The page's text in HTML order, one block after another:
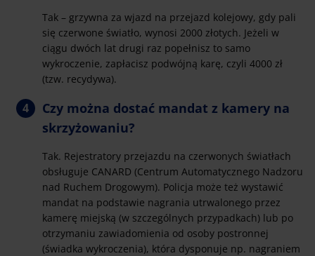
Tak – grzywna za wjazd na przejazd kolejowy, gdy pali
się czerwone światło, wynosi 2000 złotych. Jeżeli w
ciągu dwóch lat drugi raz popełnisz to samo
wykroczenie, zapłacisz podwójną karę, czyli 4000 zł
(tzw. recydywa).
Czy można dostać mandat z kamery na
skrzyżowaniu?
Tak. Rejestratory przejazdu na czerwonych światłach
obsługuje CANARD (Centrum Automatycznego Nadzoru
nad Ruchem Drogowym). Policja może też wystawić
mandat na podstawie nagrania utrwalonego przez
kamerę miejską (w szczególnych przypadkach) lub po
otrzymaniu zawiadomienia od osoby postronnej
(świadka wykroczenia), która dysponuje np. nagraniem